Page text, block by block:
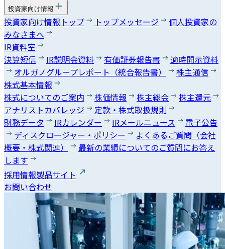
投資家向け情報
投資家向け情報トップ トップメッセージ
個人投資家の
みなさまへ
IR資料室
決算短信
IR説明会資料 有価証券報告書
適時開示資料
オルガノグループレポート（統合報告書）
株主通信
株式基本情報
株式についてのご案内
株価情報 株主総会
株主還元
アナリストカバレッジ
定款・株式取扱規則
財務データ
IRカレンダー IRメールニュース
電子公告
ディスクロージャー・ポリシー
よくあるご質問（会社
概要・株式関連）
最新の業績についてのご質問にお答え
します
採用情報製品サイト
お問い合わせ